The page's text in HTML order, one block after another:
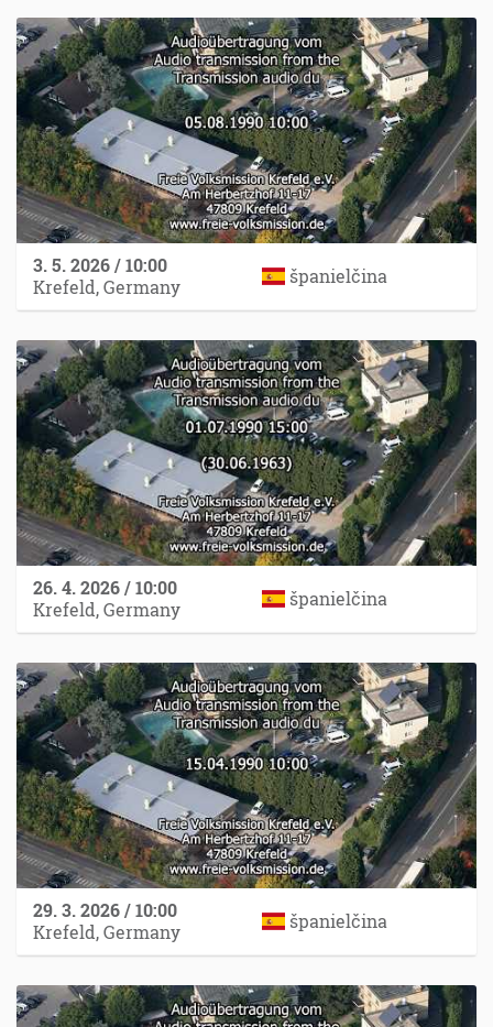
3. 5. 2026 / 10:00
Krefeld, Germany
španielčina
26. 4. 2026 / 10:00
Krefeld, Germany
španielčina
29. 3. 2026 / 10:00
Krefeld, Germany
španielčina